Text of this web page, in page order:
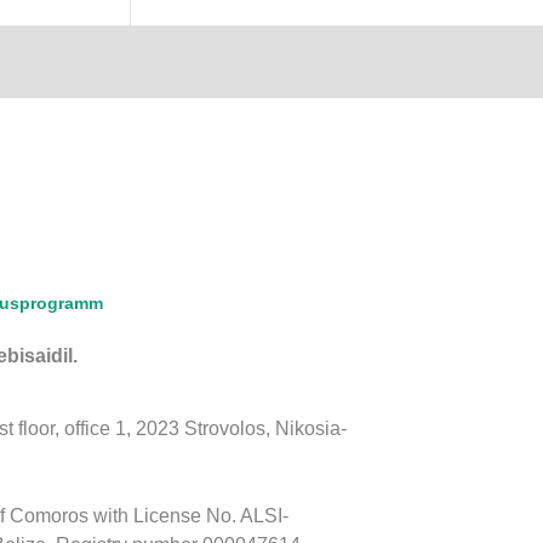
floor, office 1, 2023 Strovolos, Nikosia-
Comoros with License No. ALSI-